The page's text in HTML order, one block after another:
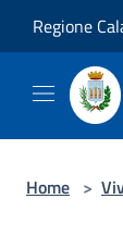
Regione
Home >